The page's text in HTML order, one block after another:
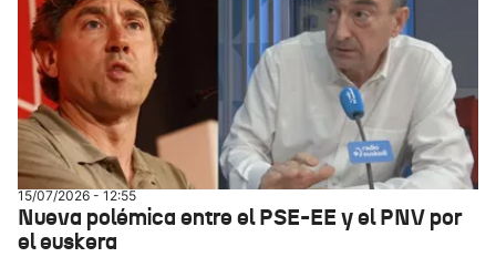
15/07/2026 - 12:55
Nueva polémica entre el PSE-EE y el PNV por
el euskera